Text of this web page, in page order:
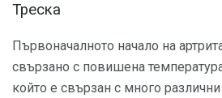
Треска
Първоначалното начало на
свързано с повишена
който е свързан с много